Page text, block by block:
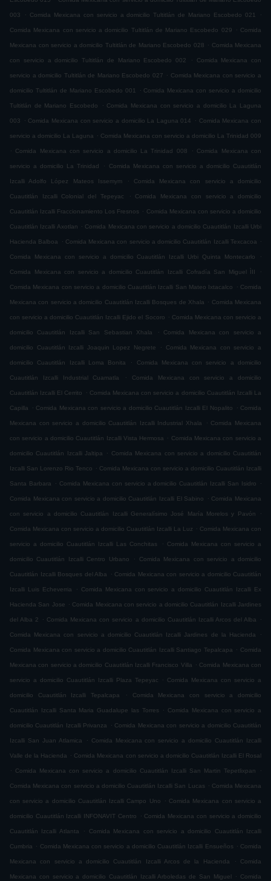
003 . Comida Mexicana con servicio a domicilio Tultitlán de Mariano Escobedo 021 .
Comida Mexicana con servicio a domicilio Tultitlán de Mariano Escobedo 029 . Comida
Mexicana con servicio a domicilio Tultitlán de Mariano Escobedo 028 . Comida Mexicana
con servicio a domicilio Tultitlán de Mariano Escobedo 002 . Comida Mexicana con
servicio a domicilio Tultitlán de Mariano Escobedo 027 . Comida Mexicana con servicio a
domicilio Tultitlán de Mariano Escobedo 001 . Comida Mexicana con servicio a domicilio
Tultitlán de Mariano Escobedo . Comida Mexicana con servicio a domicilio La Laguna
003 . Comida Mexicana con servicio a domicilio La Laguna 014 . Comida Mexicana con
servicio a domicilio La Laguna . Comida Mexicana con servicio a domicilio La Trinidad 009
.
Comida Mexicana con servicio a domicilio La Trinidad 008 . Comida Mexicana con
servicio a domicilio La Trinidad . Comida Mexicana con servicio a domicilio Cuautitlán
Izcalli Adolfo López Mateos Issemym . Comida Mexicana con servicio a domicilio
Cuautitlán Izcalli Colonial del Tepeyac . Comida Mexicana con servicio a domicilio
Cuautitlán Izcalli Fraccionamiento Los Fresnos . Comida Mexicana con servicio a domicilio
Cuautitlán Izcalli Axotlan . Comida Mexicana con servicio a domicilio Cuautitlán Izcalli Urbi
Hacienda Balboa . Comida Mexicana con servicio a domicilio Cuautitlán Izcalli Texcacoa .
Comida Mexicana con servicio a domicilio Cuautitlán Izcalli Urbi Quinta Montecarlo .
Comida Mexicana con servicio a domicilio Cuautitlán Izcalli Cofradía San Miguel ÌII .
Comida Mexicana con servicio a domicilio Cuautitlán Izcalli San Mateo Ixtacalco . Comida
Mexicana con servicio a domicilio Cuautitlán Izcalli Bosques de Xhala . Comida Mexicana
con servicio a domicilio Cuautitlán Izcalli Ejido el Socoro . Comida Mexicana con servicio a
domicilio Cuautitlán Izcalli San Sebastian Xhala . Comida Mexicana con servicio a
domicilio Cuautitlán Izcalli Joaquin Lopez Negrete . Comida Mexicana con servicio a
domicilio Cuautitlán Izcalli Loma Bonita . Comida Mexicana con servicio a domicilio
Cuautitlán Izcalli Industrial Cuamatla . Comida Mexicana con servicio a domicilio
Cuautitlán Izcalli El Cerrito . Comida Mexicana con servicio a domicilio Cuautitlán Izcalli La
Capilla . Comida Mexicana con servicio a domicilio Cuautitlán Izcalli El Nopalito . Comida
Mexicana con servicio a domicilio Cuautitlán Izcalli Industrial Xhala . Comida Mexicana
con servicio a domicilio Cuautitlán Izcalli Vista Hermosa . Comida Mexicana con servicio a
domicilio Cuautitlán Izcalli Jaltipa . Comida Mexicana con servicio a domicilio Cuautitlán
Izcalli San Lorenzo Rio Tenco . Comida Mexicana con servicio a domicilio Cuautitlán Izcalli
Santa Barbara . Comida Mexicana con servicio a domicilio Cuautitlán Izcalli San Isidro .
Comida Mexicana con servicio a domicilio Cuautitlán Izcalli El Sabino . Comida Mexicana
con servicio a domicilio Cuautitlán Izcalli Generalísimo José María Morelos y Pavón .
Comida Mexicana con servicio a domicilio Cuautitlán Izcalli La Luz . Comida Mexicana con
servicio a domicilio Cuautitlán Izcalli Las Conchitas . Comida Mexicana con servicio a
domicilio Cuautitlán Izcalli Centro Urbano . Comida Mexicana con servicio a domicilio
Cuautitlán Izcalli Bosques del Alba . Comida Mexicana con servicio a domicilio Cuautitlán
Izcalli Luis Echeverria . Comida Mexicana con servicio a domicilio Cuautitlán Izcalli Ex
Hacienda San Jose . Comida Mexicana con servicio a domicilio Cuautitlán Izcalli Jardines
del Alba 2 . Comida Mexicana con servicio a domicilio Cuautitlán Izcalli Arcos del Alba .
Comida Mexicana con servicio a domicilio Cuautitlán Izcalli Jardines de la Hacienda .
Comida Mexicana con servicio a domicilio Cuautitlán Izcalli Santiago Tepalcapa . Comida
Mexicana con servicio a domicilio Cuautitlán Izcalli Francisco Villa . Comida Mexicana con
servicio a domicilio Cuautitlán Izcalli Plaza Tepeyac . Comida Mexicana con servicio a
domicilio Cuautitlán Izcalli Tepalcapa . Comida Mexicana con servicio a domicilio
Cuautitlán Izcalli Santa Maria Guadalupe las Torres . Comida Mexicana con servicio a
domicilio Cuautitlán Izcalli Privanza . Comida Mexicana con servicio a domicilio Cuautitlán
Izcalli San Juan Atlamica . Comida Mexicana con servicio a domicilio Cuautitlán Izcalli
Valle de la Hacienda . Comida Mexicana con servicio a domicilio Cuautitlán Izcalli El Rosal
.
Comida Mexicana con servicio a domicilio Cuautitlán Izcalli San Martin Tepetlixpan .
Comida Mexicana con servicio a domicilio Cuautitlán Izcalli San Lucas . Comida Mexicana
con servicio a domicilio Cuautitlán Izcalli Campo Uno . Comida Mexicana con servicio a
domicilio Cuautitlán Izcalli INFONAVIT Centro . Comida Mexicana con servicio a domicilio
Cuautitlán Izcalli Atlanta . Comida Mexicana con servicio a domicilio Cuautitlán Izcalli
Cumbria . Comida Mexicana con servicio a domicilio Cuautitlán Izcalli Ensueños . Comida
Mexicana con servicio a domicilio Cuautitlán Izcalli Arcos de la Hacienda . Comida
Mexicana con servicio a domicilio Cuautitlán Izcalli Arboledas de San Miguel . Comida